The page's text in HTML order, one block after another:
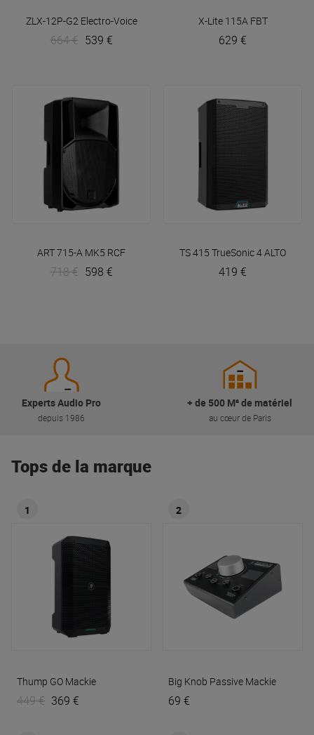
ZLX-12P-G2 Electro-Voice
664 € 539 €
X-Lite 115A FBT
629 €
ART 715-A MK5 RCF
718 € 598 €
TS 415 TrueSonic 4ALTO
419 €
Experts Audio Pro
depuis 1986
+ de 500 M² de matériel
au cœur de Paris
Tops de la marque
1
Thump GO Mackie
449 € 369 €
2
Big Knob Passive Mackie
69 €